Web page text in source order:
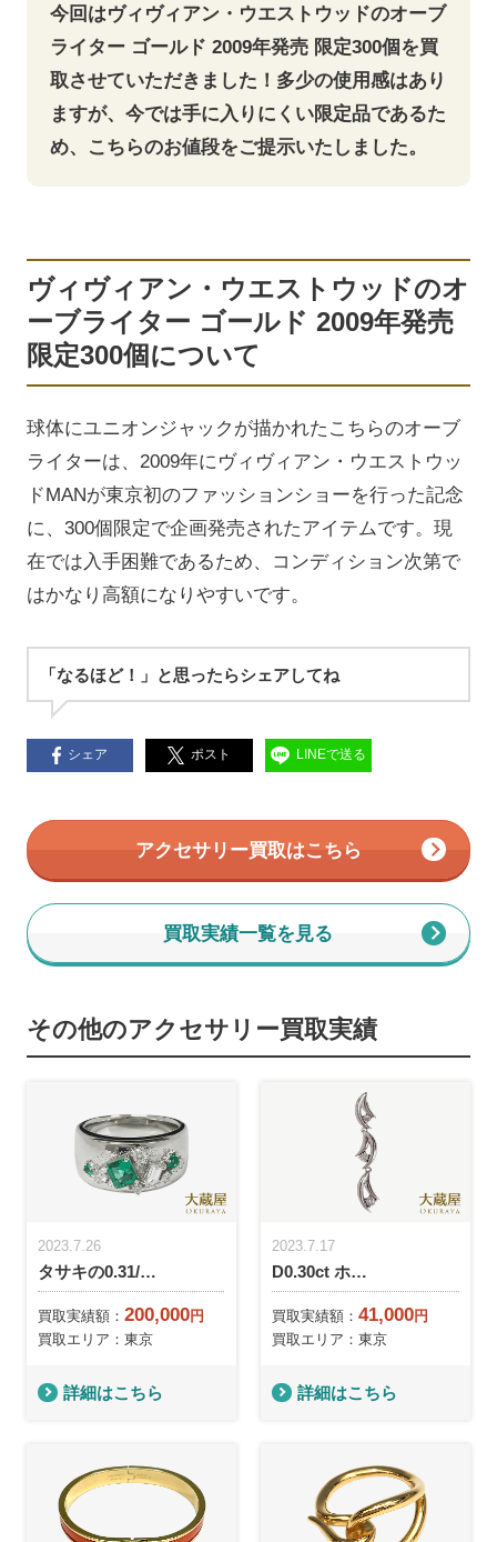
今回はヴィヴィアン・ウエストウッドのオーブ
ライター ゴールド 2009年発売 限定300個を買
取させていただきました！多少の使用感はあり
ますが、今では手に入りにくい限定品であるた
め、こちらのお値段をご提示いたしました。
ヴィヴィアン・ウエストウッドのオ
ーブライター ゴールド 2009年発売
限定300個について
球体にユニオンジャックが描かれたこちらのオーブ
ライターは、2009年にヴィヴィアン・ウエストウッ
ドMANが東京初のファッションショーを行った記念
に、300個限定で企画発売されたアイテムです。現
在では入手困難であるため、コンディション次第で
はかなり高額になりやすいです。
「なるほど！」と思ったらシェアしてね
シェア ポスト LINEで送る
アクセサリー買取はこちら
買取実績一覧を見る
その他のアクセサリー買取実績
2023.7.26
タサキの0.31/…
買取実績額：200,000円
買取エリア：東京
詳細はこちら
2023.7.17
D0.30ct ホ…
買取実績額：41,000円
買取エリア：東京
詳細はこちら